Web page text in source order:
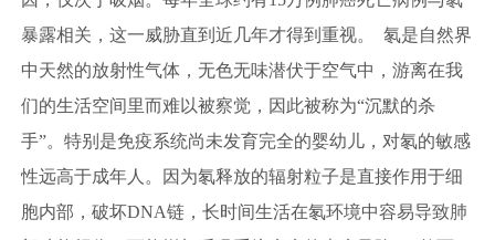
暴露相关，这一威胁直到近几年才得到重视。 氡是自然界
中天然的放射性气体，无色无味潜伏于空气中，游离在我
们的生活空间里而难以被察觉，因此被称为“沉默的杀
手”。特别是免疫系统尚未发育完全的婴幼儿，对氡的敏感
性远高于成年人。因为氡释放的辐射粒子是直接作用于细
胞内部，破坏DNA链，长时间生活在氡环境中容易导致肺